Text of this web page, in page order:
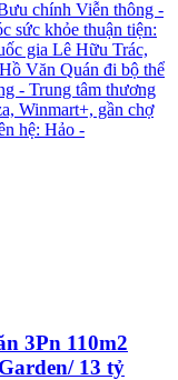
chính Viễn thông -
sức khỏe thuận tiện:
gia Lê Hữu Trác,
Văn Quán đi bộ thể
- Trung tâm thương
Winmart+, gần chợ
hệ: Hảo -
3Pn 110m2
13 tỷ